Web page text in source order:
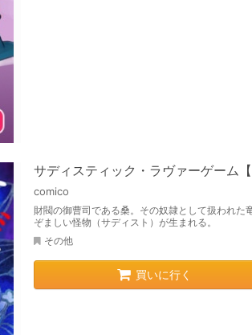
サディスティック・ラヴァーゲーム
comico
財閥の御曹司である桑。その奴隷として扱われ
ぞましい怪物（サディスト）が生まれる。
その他
買いに行く